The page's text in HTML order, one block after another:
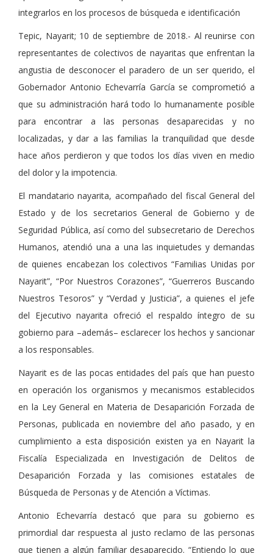
integrarlos en los procesos de búsqueda e identificación
Tepic, Nayarit; 10 de septiembre de 2018.- Al reunirse con
representantes de colectivos de nayaritas que enfrentan la
angustia de desconocer el paradero de un ser querido, el
Gobernador Antonio Echevarría García se comprometió a
que su administración hará todo lo humanamente posible
para encontrar a las personas desaparecidas y no
localizadas, y dar a las familias la tranquilidad que desde
hace años perdieron y que todos los días viven en medio
del dolor y la impotencia.
El mandatario nayarita, acompañado del fiscal General del
Estado y de los secretarios General de Gobierno y de
Seguridad Pública, así como del subsecretario de Derechos
Humanos, atendió una a una las inquietudes y demandas
de quienes encabezan los colectivos “Familias Unidas por
Nayarit”, “Por Nuestros Corazones”, “Guerreros Buscando
Nuestros Tesoros” y “Verdad y Justicia”, a quienes el jefe
del Ejecutivo nayarita ofreció el respaldo íntegro de su
gobierno para –además– esclarecer los hechos y sancionar
a los responsables.
Nayarit es de las pocas entidades del país que han puesto
en operación los organismos y mecanismos establecidos
en la Ley General en Materia de Desaparición Forzada de
Personas, publicada en noviembre del año pasado, y en
cumplimiento a esta disposición existen ya en Nayarit la
Fiscalía Especializada en Investigación de Delitos de
Desaparición Forzada y las comisiones estatales de
Búsqueda de Personas y de Atención a Víctimas.
Antonio Echevarría destacó que para su gobierno es
primordial dar respuesta al justo reclamo de las personas
que tienen a algún familiar desaparecido. “Entiendo lo que